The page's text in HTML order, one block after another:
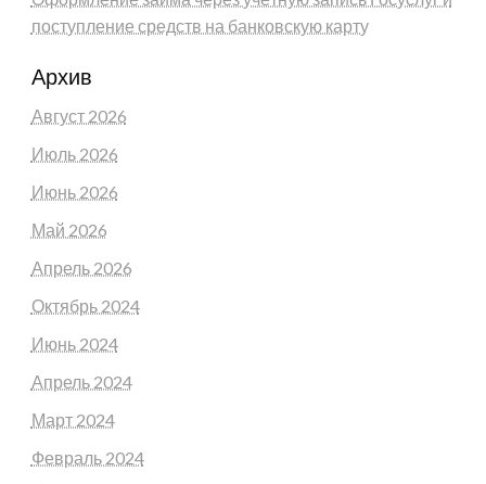
поступление средств на банковскую карту
Архив
Август 2026
Июль 2026
Июнь 2026
Май 2026
Апрель 2026
Октябрь 2024
Июнь 2024
Апрель 2024
Март 2024
Февраль 2024